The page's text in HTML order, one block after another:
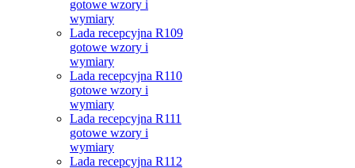
gotowe wzory i
wymiary
Lada recepcyjna R109
gotowe wzory i
wymiary
Lada recepcyjna R110
gotowe wzory i
wymiary
Lada recepcyjna R111
gotowe wzory i
wymiary
Lada recepcyjna R112